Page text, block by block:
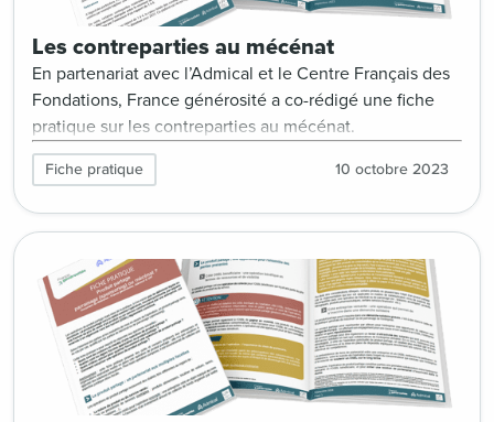
Les contreparties au mécénat
En partenariat avec l’Admical et le Centre Français des
Fondations, France générosité a co-rédigé une fiche
pratique sur les contreparties au mécénat.
Fiche pratique 10 octobre 2023